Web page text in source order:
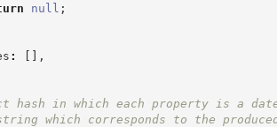
null ;
: [ ] ,
in which each property is a
which corresponds to the